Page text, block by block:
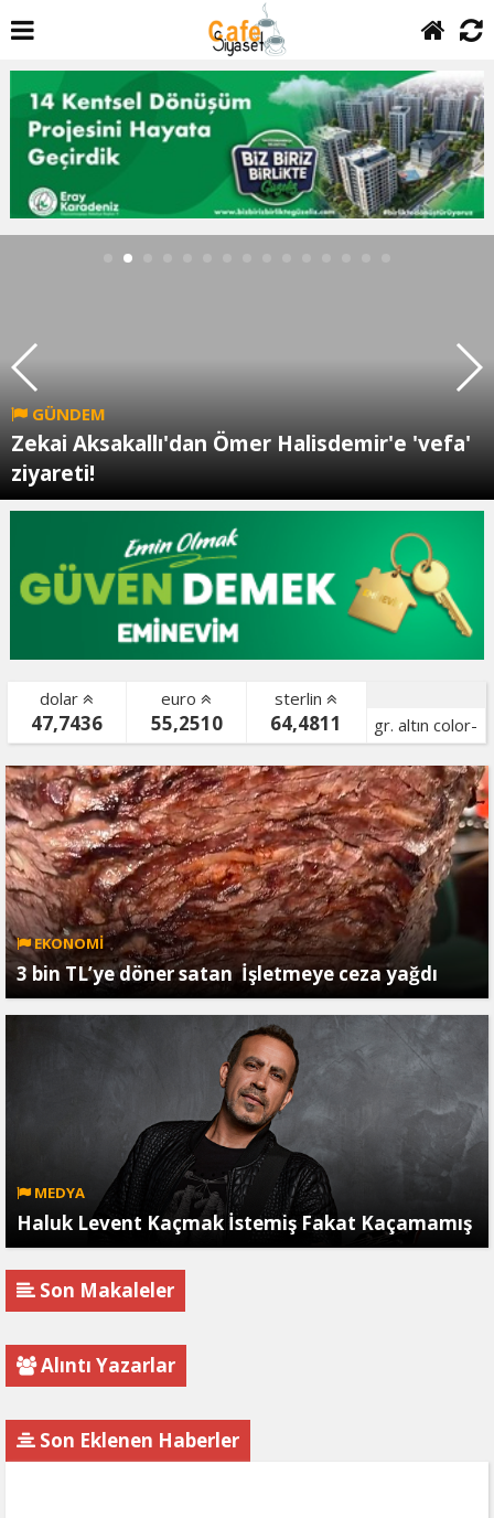
GÜNDEM
Zekai Aksakallı'dan Ömer Halisdemir'e 'vefa'
ziyareti!
dolar
47,7436
euro
55,2510
sterlin
64,4811
gr. altın color-
bist color-
EKONOMİ
3 bin TL’ye döner satan İşletmeye ceza yağdı
MEDYA
Haluk Levent Kaçmak İstemiş Fakat Kaçamamış
Son Makaleler
Alıntı Yazarlar
Son Eklenen Haberler